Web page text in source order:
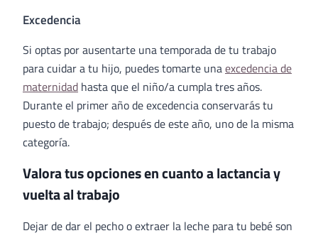
Excedencia
Si optas por ausentarte una temporada de tu trabajo
para cuidar a tu hijo, puedes tomarte unaexcedencia de
maternidad hasta que el niño/a cumpla tres años.
Durante el primer año de excedencia conservarás tu
puesto de trabajo; después de este año, uno de la misma
categoría.
Valora tus opciones en cuanto a lactancia y
vuelta al trabajo
Dejar de dar el pecho o extraer la leche para tu bebé son